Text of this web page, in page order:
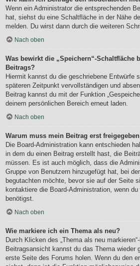
Wenn ein Administrator die entsprechenden
hat, siehst du eine Schaltfläche in der Nähe
melden. Du wirst dann durch die weiteren
Nach oben
Was bewirkt die „Speichern“-Schaltfläche
Beitrags?
Hiermit kannst du die geschriebene Entwürfe
späteren Zeitpunkt vervollständigen und
Beitrag kannst du mit der Funktion
deinem persönlichen Bereich erneut laden.
Nach oben
Warum muss mein Beitrag erst
Die Board-Administration kann entschieden
in dem du einen Beitrag erstellt hast, die
müssen. Es ist auch möglich, dass die
Gruppe von Benutzern hinzugefügt hat, bei
begutachten möchte, bevor sie auf der Seite
kontaktiere die Board-Administration, wenn
benötigst.
Nach oben
Wie markiere ich ein Thema als neu?
Durch Klicken des „Thema als neu
Beitragsansicht kannst du das Thema wieder
erste Seite des Forums holen. Wenn du den